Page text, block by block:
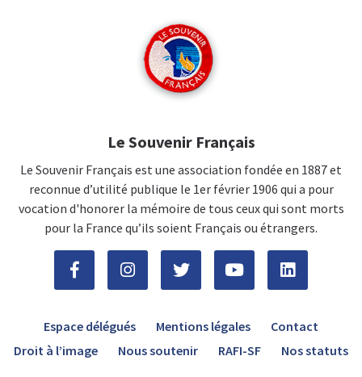
Le Souvenir Français
Le Souvenir Français est une association fondée en 1887 et
reconnue d’utilité publique le 1er février 1906 qui a pour
vocation d'honorer la mémoire de tous ceux qui sont morts
pour la France qu’ils soient Français ou étrangers.
Espace délégués Mentions légales
Contact
Droit à l’image
Nous soutenir RAFI-SF Nos statuts